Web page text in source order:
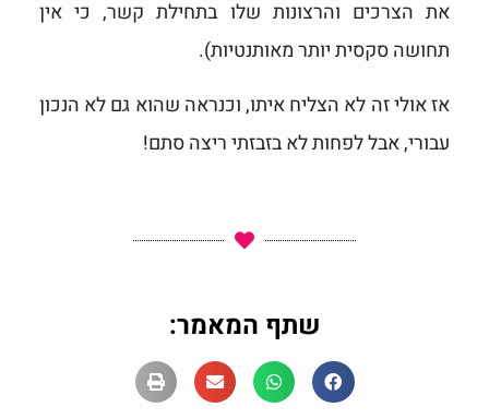
את הצרכים והרצונות שלו בתחילת קשר, כי אין
תחושה סקסית יותר מאותנטיות).
אז אולי זה לא הצליח איתו, וכנראה שהוא גם לא הנכון
עבורי, אבל לפחות לא בזבזתי ריצה סתם!
שתף המאמר: